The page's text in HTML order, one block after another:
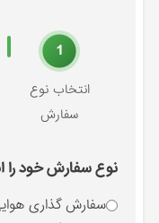
1
انتخاب نوع
سفارش
نوع سفارش خود را
سفارش گذاری